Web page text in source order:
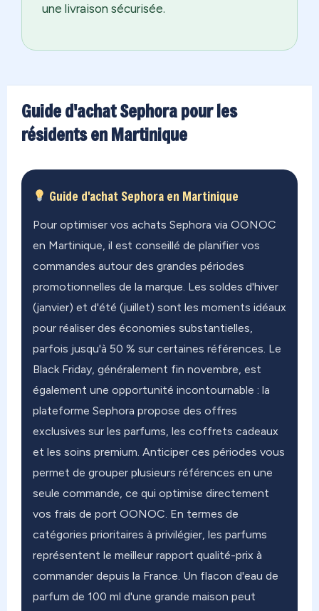
une livraison sécurisée.
Guide d'achat Sephora pour les
résidents en Martinique
Guide d'achat Sephora en Martinique
Pour optimiser vos achats Sephora via OONOC
en Martinique, il est conseillé de planifier vos
commandes autour des grandes périodes
promotionnelles de la marque. Les soldes d'hiver
(janvier) et d'été (juillet) sont les moments idéaux
pour réaliser des économies substantielles,
parfois jusqu'à 50 % sur certaines références. Le
Black Friday, généralement fin novembre, est
également une opportunité incontournable : la
plateforme Sephora propose des offres
exclusives sur les parfums, les coffrets cadeaux
et les soins premium. Anticiper ces périodes vous
permet de grouper plusieurs références en une
seule commande, ce qui optimise directement
vos frais de port OONOC. En termes de
catégories prioritaires à privilégier, les parfums
représentent le meilleur rapport qualité-prix à
commander depuis la France. Un flacon d'eau de
parfum de 100 ml d'une grande maison peut